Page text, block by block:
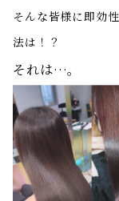
そんな皆様に即効
法は！？
それは…。